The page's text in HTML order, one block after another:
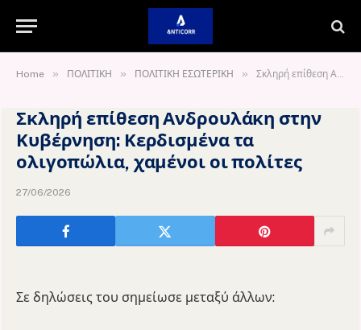
Home » ΠΟΛΙΤΙΚΗ » ΠΟΛΙΤΙΚΗ ΕΣΩΤΕΡΙΚΗ » Σκληρή επίθεση Ανδρουλάκη στην Κυβέρνηση: Κερδισμένα τα ολιγοπώλια, χαμένοι οι πολίτες
Σκληρή επίθεση Ανδρουλάκη στην
Κυβέρνηση: Κερδισμένα τα
ολιγοπώλια, χαμένοι οι πολίτες
27/06/2026
Σε δηλώσεις του σημείωσε μεταξύ άλλων: